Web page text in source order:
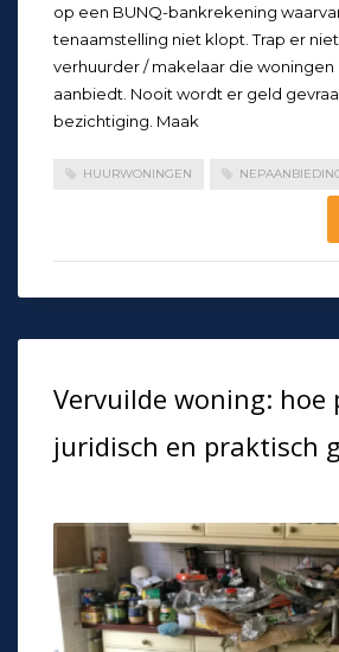
op een BUNQ-bankrekening
tenaamstelling niet klopt. Trap er niet
verhuurder / makelaar die woningen
aanbiedt. Nooit wordt er geld
bezichtiging. Maak
HUURWONINGEN
Vervuilde woning: hoe
juridisch en praktisch